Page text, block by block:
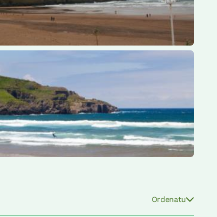
Ordenatu